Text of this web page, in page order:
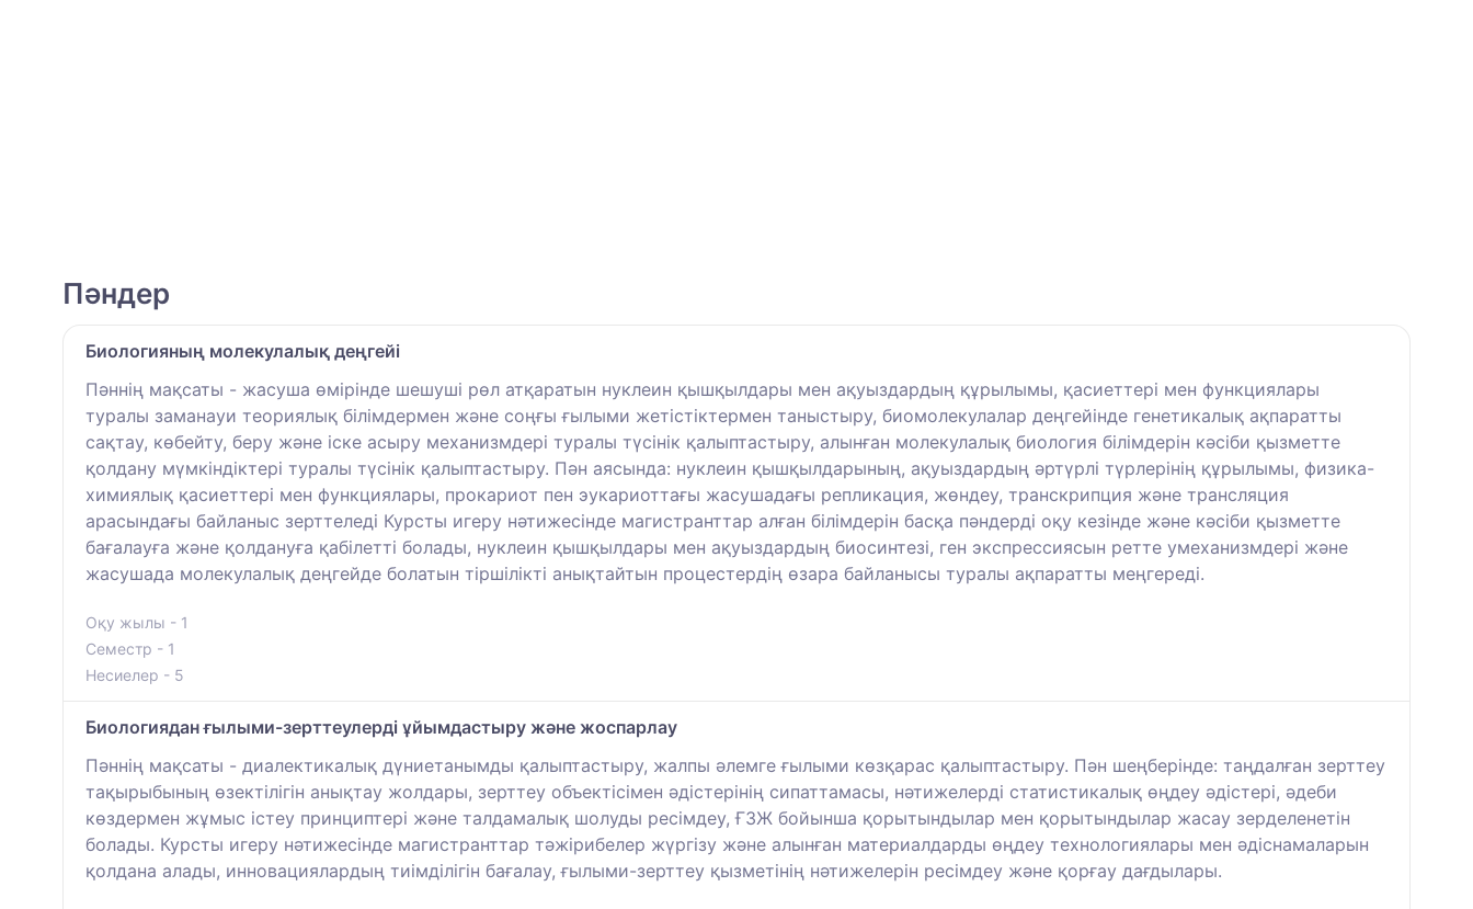
Пәндер
Биологияның молекулалық деңгейі
Пәннің мақсаты - жасуша өмірінде шешуші рөл атқаратын нуклеин қышқылдары мен ақуыздардың құрылымы, қасиеттері мен функциялары
туралы заманауи теориялық білімдермен және соңғы ғылыми жетістіктермен таныстыру, биомолекулалар деңгейінде генетикалық ақпаратты
сақтау, көбейту, беру және іске асыру механизмдері туралы түсінік қалыптастыру, алынған молекулалық биология білімдерін кәсіби қызметте
қолдану мүмкіндіктері туралы түсінік қалыптастыру. Пән аясында: нуклеин қышқылдарының, ақуыздардың әртүрлі түрлерінің құрылымы, физика-
химиялық қасиеттері мен функциялары, прокариот пен эукариоттағы жасушадағы репликация, жөндеу, транскрипция және трансляция
арасындағы байланыс зерттеледі Курсты игеру нәтижесінде магистранттар алған білімдерін басқа пәндерді оқу кезінде және кәсіби қызметте
бағалауға және қолдануға қабілетті болады, нуклеин қышқылдары мен ақуыздардың биосинтезі, ген экспрессиясын ретте умеханизмдері және
жасушада молекулалық деңгейде болатын тіршілікті анықтайтын процестердің өзара байланысы туралы ақпаратты меңгереді.
Оқу жылы - 1
Семестр - 1
Несиелер - 5
Биологиядан ғылыми-зерттеулерді ұйымдастыру және жоспарлау
Пәннің мақсаты - диалектикалық дүниетанымды қалыптастыру, жалпы әлемге ғылыми көзқарас қалыптастыру. Пән шеңберінде: таңдалған зерттеу
тақырыбының өзектілігін анықтау жолдары, зерттеу объектісімен әдістерінің сипаттамасы, нәтижелерді статистикалық өңдеу әдістері, әдеби
көздермен жұмыс істеу принциптері және талдамалық шолуды ресімдеу, ҒЗЖ бойынша қорытындылар мен қорытындылар жасау зерделенетін
болады. Курсты игеру нәтижесінде магистранттар тәжірибелер жүргізу және алынған материалдарды өңдеу технологиялары мен әдіснамаларын
қолдана алады, инновациялардың тиімділігін бағалау, ғылыми-зерттеу қызметінің нәтижелерін ресімдеу және қорғау дағдылары.